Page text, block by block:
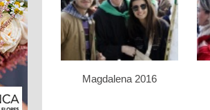
Magdalena 2016